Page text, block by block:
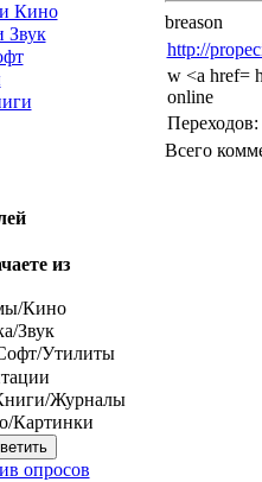
Кино
Звук
из
Кино
Звук
Утилиты
Журналы
Картинки
опросов
breason
http://
w <a href=
online
Переходов:
Всего